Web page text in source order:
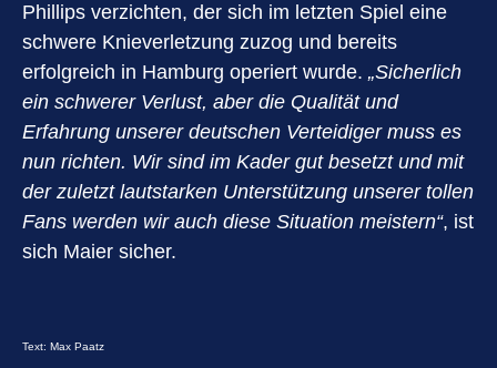
Phillips verzichten, der sich im letzten Spiel eine
schwere Knieverletzung zuzog und bereits
erfolgreich in Hamburg operiert wurde. „Sicherlich
ein schwerer Verlust, aber die Qualität und
Erfahrung unserer deutschen Verteidiger muss es
nun richten. Wir sind im Kader gut besetzt und mit
der zuletzt lautstarken Unterstützung unserer tollen
Fans werden wir auch diese Situation meistern“, ist
sich Maier sicher.
Text: Max Paatz